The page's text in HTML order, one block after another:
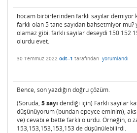
hocam birbirlerinden farklı sayılar demiyor
farklı olan 5 tane sayıdan bahsetmiyor mu?
olamaz gibi. farklı sayılar deseydi 150 152
olurdu evet.
30 Temmuz 2022 odt--1 tarafından yorumlandı
Bence, son yazdığın doğru çözüm.
(Soruda, 5 sayı dendiği için) Farklı sayılar
düşünüyorum (bundan epeyce eminim),
ve) cevabı elbette farklı olurdu. Örneğin, o
153,153,153,153,153 de düşünülebilirdi.